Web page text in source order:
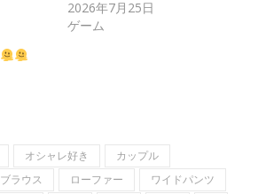
2026年7月25日
ゲーム
オシャレ好き
カップル
ブラウス ローファー
ワイドパンツ